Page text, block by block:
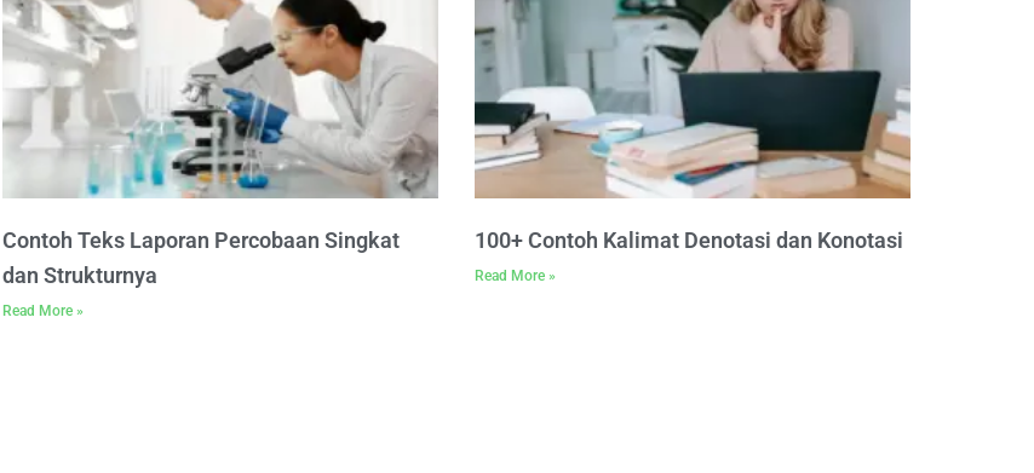
Contoh Teks Laporan Percobaan Singkat
dan Strukturnya
Read More »
100+ Contoh Kalimat Denotasi dan Konotasi
Read More »